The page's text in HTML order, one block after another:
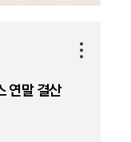
연말 결산